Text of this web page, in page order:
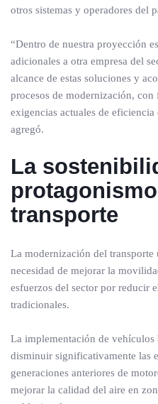
otros sistemas y operadores del
“Dentro de nuestra proyección
adicionales a otra empresa del
alcance de estas soluciones y
procesos de modernización, con
exigencias actuales de
agregó.
La
transporte
La modernización del transporte
necesidad de mejorar la
esfuerzos del sector por reducir
tradicionales.
La implementación de
disminuir significativamente las
generaciones anteriores de
mejorar la calidad del aire en